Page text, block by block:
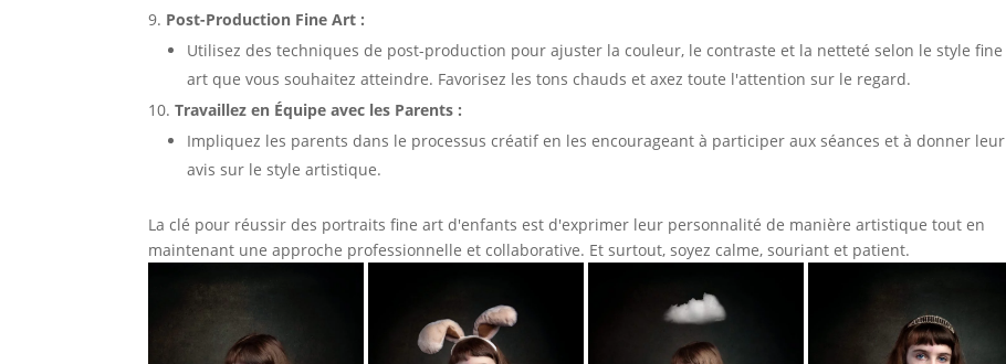
Post-Production Fine Art :
Utilisez des techniques de post-production pour ajuster la couleur, le contraste et la netteté selon le style fine
art que vous souhaitez atteindre. Favorisez les tons chauds et axez toute l'attention sur le regard.
Travaillez en Équipe avec les Parents :
Impliquez les parents dans le processus créatif en les encourageant à participer aux séances et à donner leur
avis sur le style artistique.
La clé pour réussir des portraits fine art d'enfants est d'exprimer leur personnalité de manière artistique tout en
maintenant une approche professionnelle et collaborative. Et surtout, soyez calme, souriant et patient.